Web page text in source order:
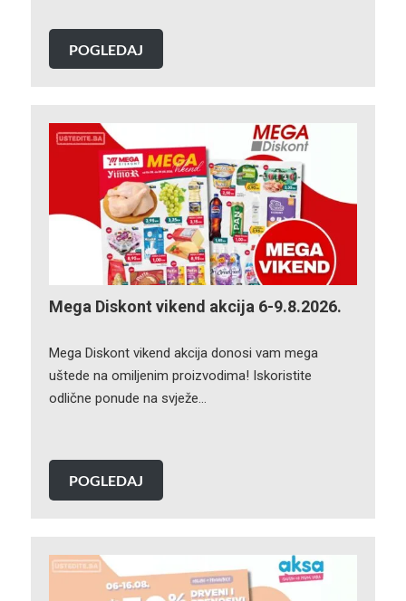
POGLEDAJ
Mega Diskont vikend akcija 6-9.8.2026.
Mega Diskont vikend akcija donosi vam mega
uštede na omiljenim proizvodima! Iskoristite
odlične ponude na svježe…
POGLEDAJ